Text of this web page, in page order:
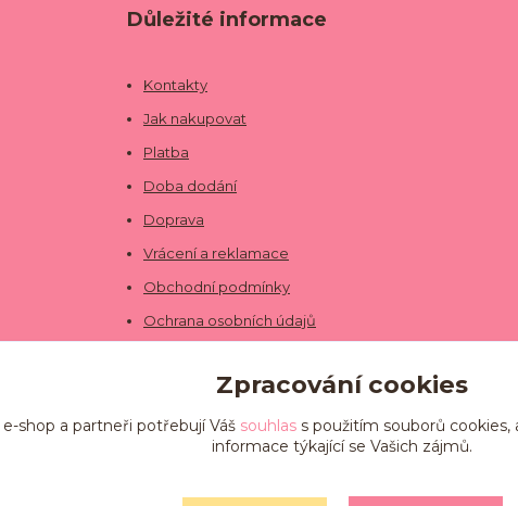
Důležité informace
Kontakty
Jak nakupovat
Platba
Doba dodání
Doprava
Vrácení a reklamace
Obchodní podmínky
Ochrana osobních údajů
Zpracování cookies
e-shop a partneři potřebují Váš souhlass použitím souborů cookies,
informace týkající se Vašich zájmů.